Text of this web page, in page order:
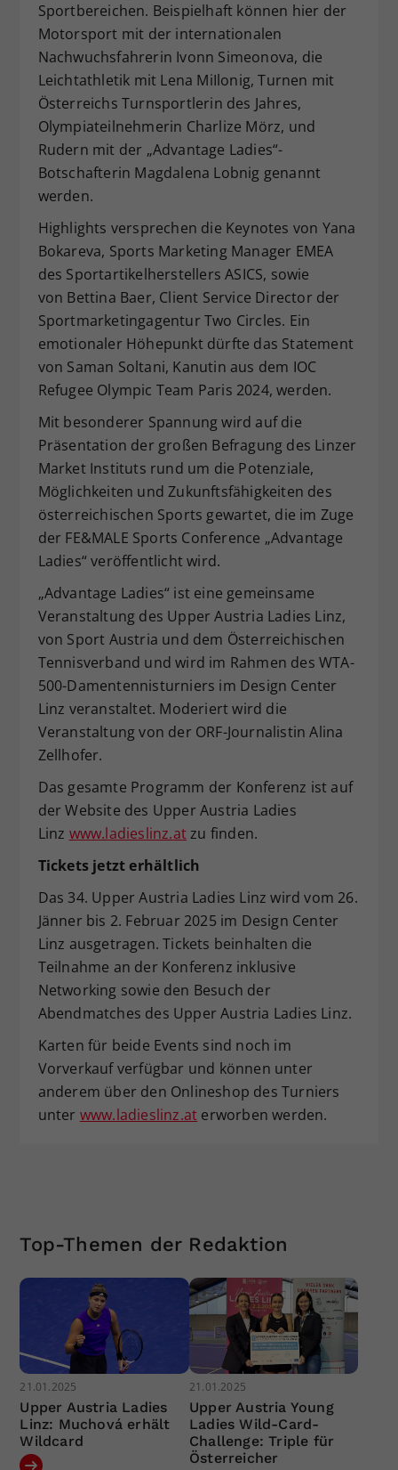
Sportbereichen. Beispielhaft können hier der
Motorsport mit der internationalen
Nachwuchsfahrerin Ivonn Simeonova, die
Leichtathletik mit Lena MiIlonig, Turnen mit
Österreichs Turnsportlerin des Jahres,
Olympiateilnehmerin Charlize Mörz, und
Rudern mit der „Advantage Ladies“-
Botschafterin Magdalena Lobnig genannt
werden.
Highlights versprechen die Keynotes von Yana
Bokareva, Sports Marketing Manager EMEA
des Sportartikelherstellers ASICS, sowie
von Bettina Baer, Client Service Director der
Sportmarketingagentur Two Circles. Ein
emotionaler Höhepunkt dürfte das Statement
von Saman Soltani, Kanutin aus dem IOC
Refugee Olympic Team Paris 2024, werden.
Mit besonderer Spannung wird auf die
Präsentation der großen Befragung des Linzer
Market Instituts rund um die Potenziale,
Möglichkeiten und Zukunftsfähigkeiten des
österreichischen Sports gewartet, die im Zuge
der FE&MALE Sports Conference „Advantage
Ladies“ veröffentlicht wird.
„Advantage Ladies“ ist eine gemeinsame
Veranstaltung des Upper Austria Ladies Linz,
von Sport Austria und dem Österreichischen
Tennisverband und wird im Rahmen des WTA-
500-Damentennisturniers im Design Center
Linz veranstaltet. Moderiert wird die
Veranstaltung von der ORF-Journalistin Alina
Zellhofer.
Das gesamte Programm der Konferenz ist auf
der Website des Upper Austria Ladies
Linz www.ladieslinz.atzu finden.
Tickets jetzt erhältlich
Das 34. Upper Austria Ladies Linz wird vom 26.
Jänner bis 2. Februar 2025 im Design Center
Linz ausgetragen. Tickets beinhalten die
Teilnahme an der Konferenz inklusive
Networking sowie den Besuch der
Abendmatches des Upper Austria Ladies Linz.
Karten für beide Events sind noch im
Vorverkauf verfügbar und können unter
anderem über den Onlineshop des Turniers
unter www.ladieslinz.at erworben werden.
Top-Themen der Redaktion
21.01.2025
Upper Austria Ladies
Linz: Muchová erhält
Wildcard
21.01.2025
Upper Austria Young
Ladies Wild-Card-
Challenge: Triple für
Österreicher